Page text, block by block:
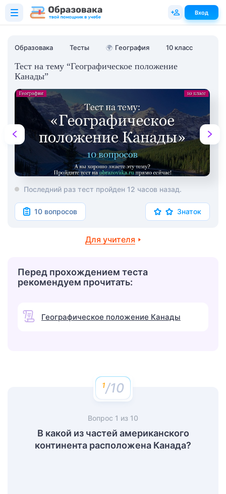
Образовака Тесты 🌍 География 10 класс
Тест на тему “Географическое положение
Канады”
Последний раз тест пройден 12 часов назад.
10 вопросов Знаток
Для учителя
Перед прохождением теста
рекомендуем прочитать:
Географическое положение Канады
/10
Вопрос 1 из 10
В какой из частей американского
континента расположена Канада?
Вход